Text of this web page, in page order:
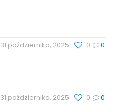
31 października, 2025 0
0
31 października, 2025 0
0